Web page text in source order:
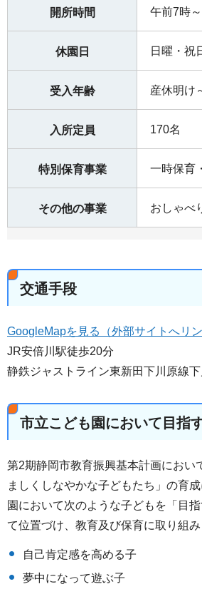
開所時間 午前7時
休園日 日曜・祝
受入年齢 産休明け
入所定員 170名
特別保育事業 一時保育
その他の事業 おしゃべ
交通手段
GoogleMapを見る（外部サイトへリン
JR安倍川駅徒歩20分
静鉄ジャストライン東新田下川原線
市立こども園において目指
第2期静岡市教育振興基本計画におい
ましくしなやかな子どもたち」の育
園において次のような子どもを「目
て位置づけ、教育及び保育に取り組み
自己肯定感を高める子
夢中になって遊ぶ子